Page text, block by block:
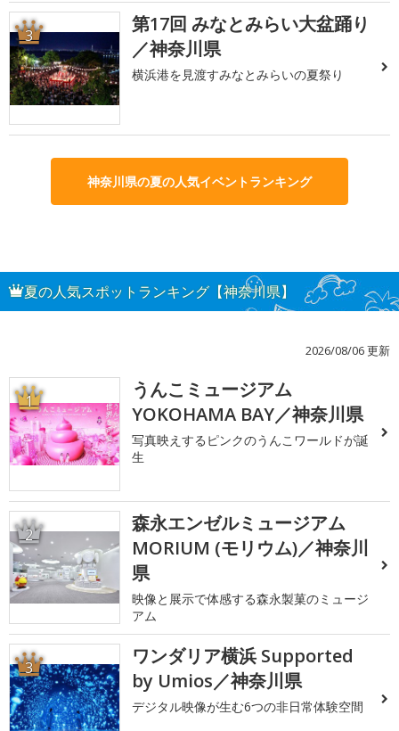
3
第17回 みなとみらい大盆踊り
／神奈川県
横浜港を見渡すみなとみらいの夏祭り
神奈川県の夏の人気イベントランキング
夏の人気スポットランキング【神奈川県】
2026/08/06 更新
1
うんこミュージアム
YOKOHAMA BAY／神奈川県
写真映えするピンクのうんこワールドが誕
生
2
森永エンゼルミュージアム
MORIUM (モリウム)／神奈川
県
映像と展示で体感する森永製菓のミュージ
アム
3
ワンダリア横浜 Supported
by Umios／神奈川県
デジタル映像が生む6つの非日常体験空間